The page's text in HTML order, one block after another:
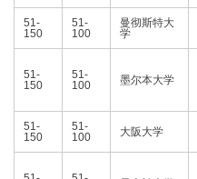
51-
150
51-
100
曼彻斯特大
学
51-
150
51-
100
墨尔本大学
51-
150
51-
100
大阪大学